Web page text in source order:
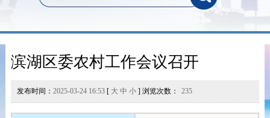
滨湖区委农村工作会议召开
发布时间： 2025-03-24 16:53[ 大 中 小] 浏览次数： 235